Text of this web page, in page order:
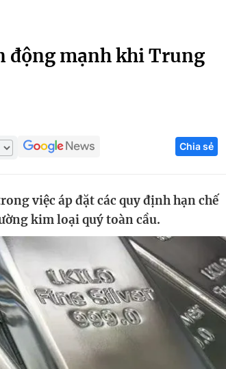
Infographic
sinh
Hitech Công
Thị trường
Tư vấn
động mạnh khi Trung
Chia sẻ
việc áp đặt các quy định hạn chế
kim loại quý toàn cầu.